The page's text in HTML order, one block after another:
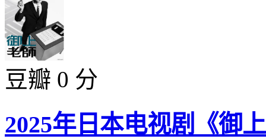
豆瓣 0 分
2025年日本电视剧《御